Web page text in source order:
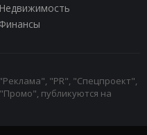
Недвижимость
Финансы
"PR", "Спецпроект",
публикуются на